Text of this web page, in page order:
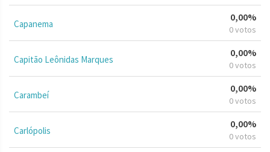
Capanema
0,00%
0 votos
Capitão Leônidas Marques
0,00%
0 votos
Carambeí
0,00%
0 votos
Carlópolis
0,00%
0 votos